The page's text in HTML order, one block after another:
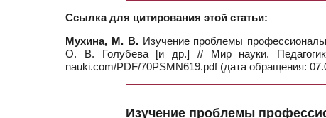
Ссылка для цитирования этой статьи:
Мухина, М. В.Изучение проблемы
О. В. Голубева [и др.] // Мир науки.
nauki.com/PDF/70PSMN619.pdf (дата обращения:
Изучение проблемы